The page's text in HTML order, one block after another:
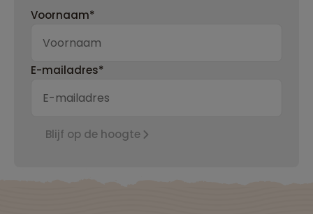
Voornaam*
E-mailadres*
Blijf op de hoogte